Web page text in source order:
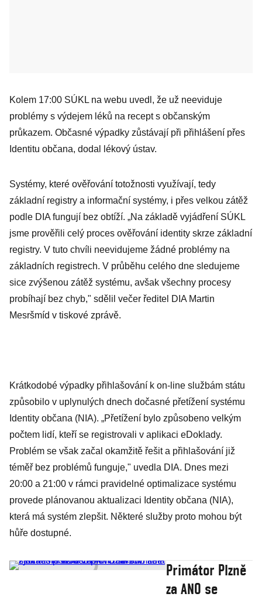
Kolem 17:00 SÚKL na webu uvedl, že už neeviduje
problémy s výdejem léků na recept s občanským
průkazem. Občasné výpadky zůstávají při přihlášení přes
Identitu občana, dodal lékový ústav.
Systémy, které ověřování totožnosti využívají, tedy
základní registry a informační systémy, i přes velkou zátěž
podle DIA fungují bez obtíží. „Na základě vyjádření SÚKL
jsme prověřili celý proces ověřování identity skrze základní
registry. V tuto chvíli neevidujeme žádné problémy na
základních registrech. V průběhu celého dne sledujeme
sice zvýšenou zátěž systému, avšak všechny procesy
probíhají bez chyb," sdělil večer ředitel DIA Martin
Mesršmíd v tiskové zprávě.
Krátkodobé výpadky přihlašování k on-line službám státu
způsobilo v uplynulých dnech dočasné přetížení systému
Identity občana (NIA). „Přetížení bylo způsobeno velkým
počtem lidí, kteří se registrovali v aplikaci eDoklady.
Problém se však začal okamžitě řešit a přihlašování již
téměř bez problémů funguje," uvedla DIA. Dnes mezi
20:00 a 21:00 v rámci pravidelné optimalizace systému
provede plánovanou aktualizaci Identity občana (NIA),
která má systém zlepšit. Některé služby proto mohou být
hůře dostupné.
Primátor Plzně
za ANO se